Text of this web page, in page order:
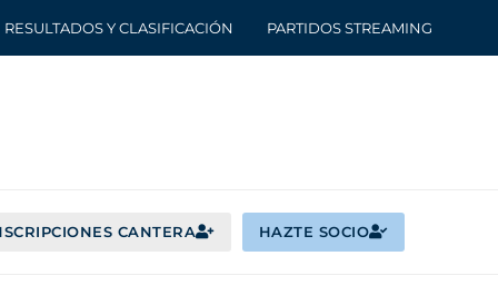
RESULTADOS Y CLASIFICACIÓN PARTIDOS STREAMING
CANTERA HAZTE SOCIO